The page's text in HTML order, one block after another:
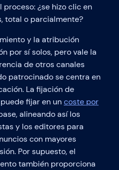
¿se hizo clic en
total o parcialmente?
y la atribución
por sí solos, pero vale la
de otros canales
patrocinado se centra en
La fijación de
fijar en uncoste por
alineando así los
y los editores para
con mayores
Por supuesto, el
también proporciona